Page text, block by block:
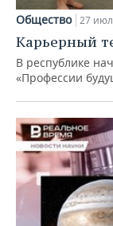
Общество 27
Карьерный
В республике
«Профессии